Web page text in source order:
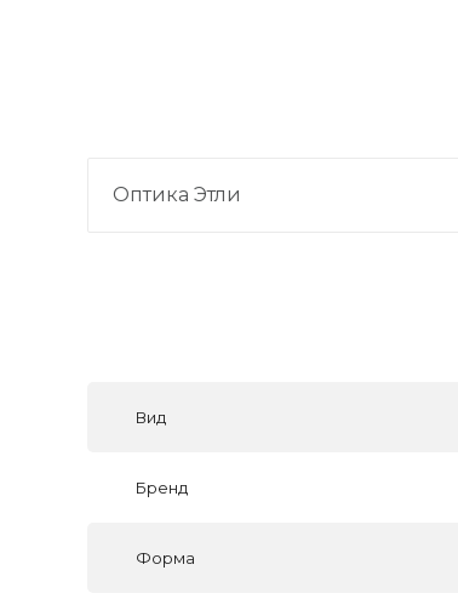
Оптика Этли
Вид
Бренд
Форма